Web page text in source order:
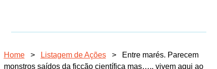
Home > Listagem de Ações >
Entre marés. Parecem
monstros saídos da ficção científica mas….. vivem aqui ao